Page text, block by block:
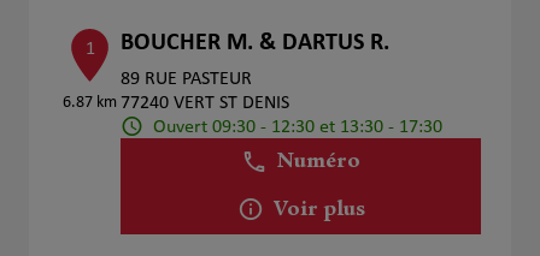
1
6.87 km
BOUCHER M. & DARTUS R.
89 RUE PASTEUR
77240 VERT ST DENIS
Ouvert 09:30 - 12:30 et 13:30 - 17:30
Numéro
Voir plus